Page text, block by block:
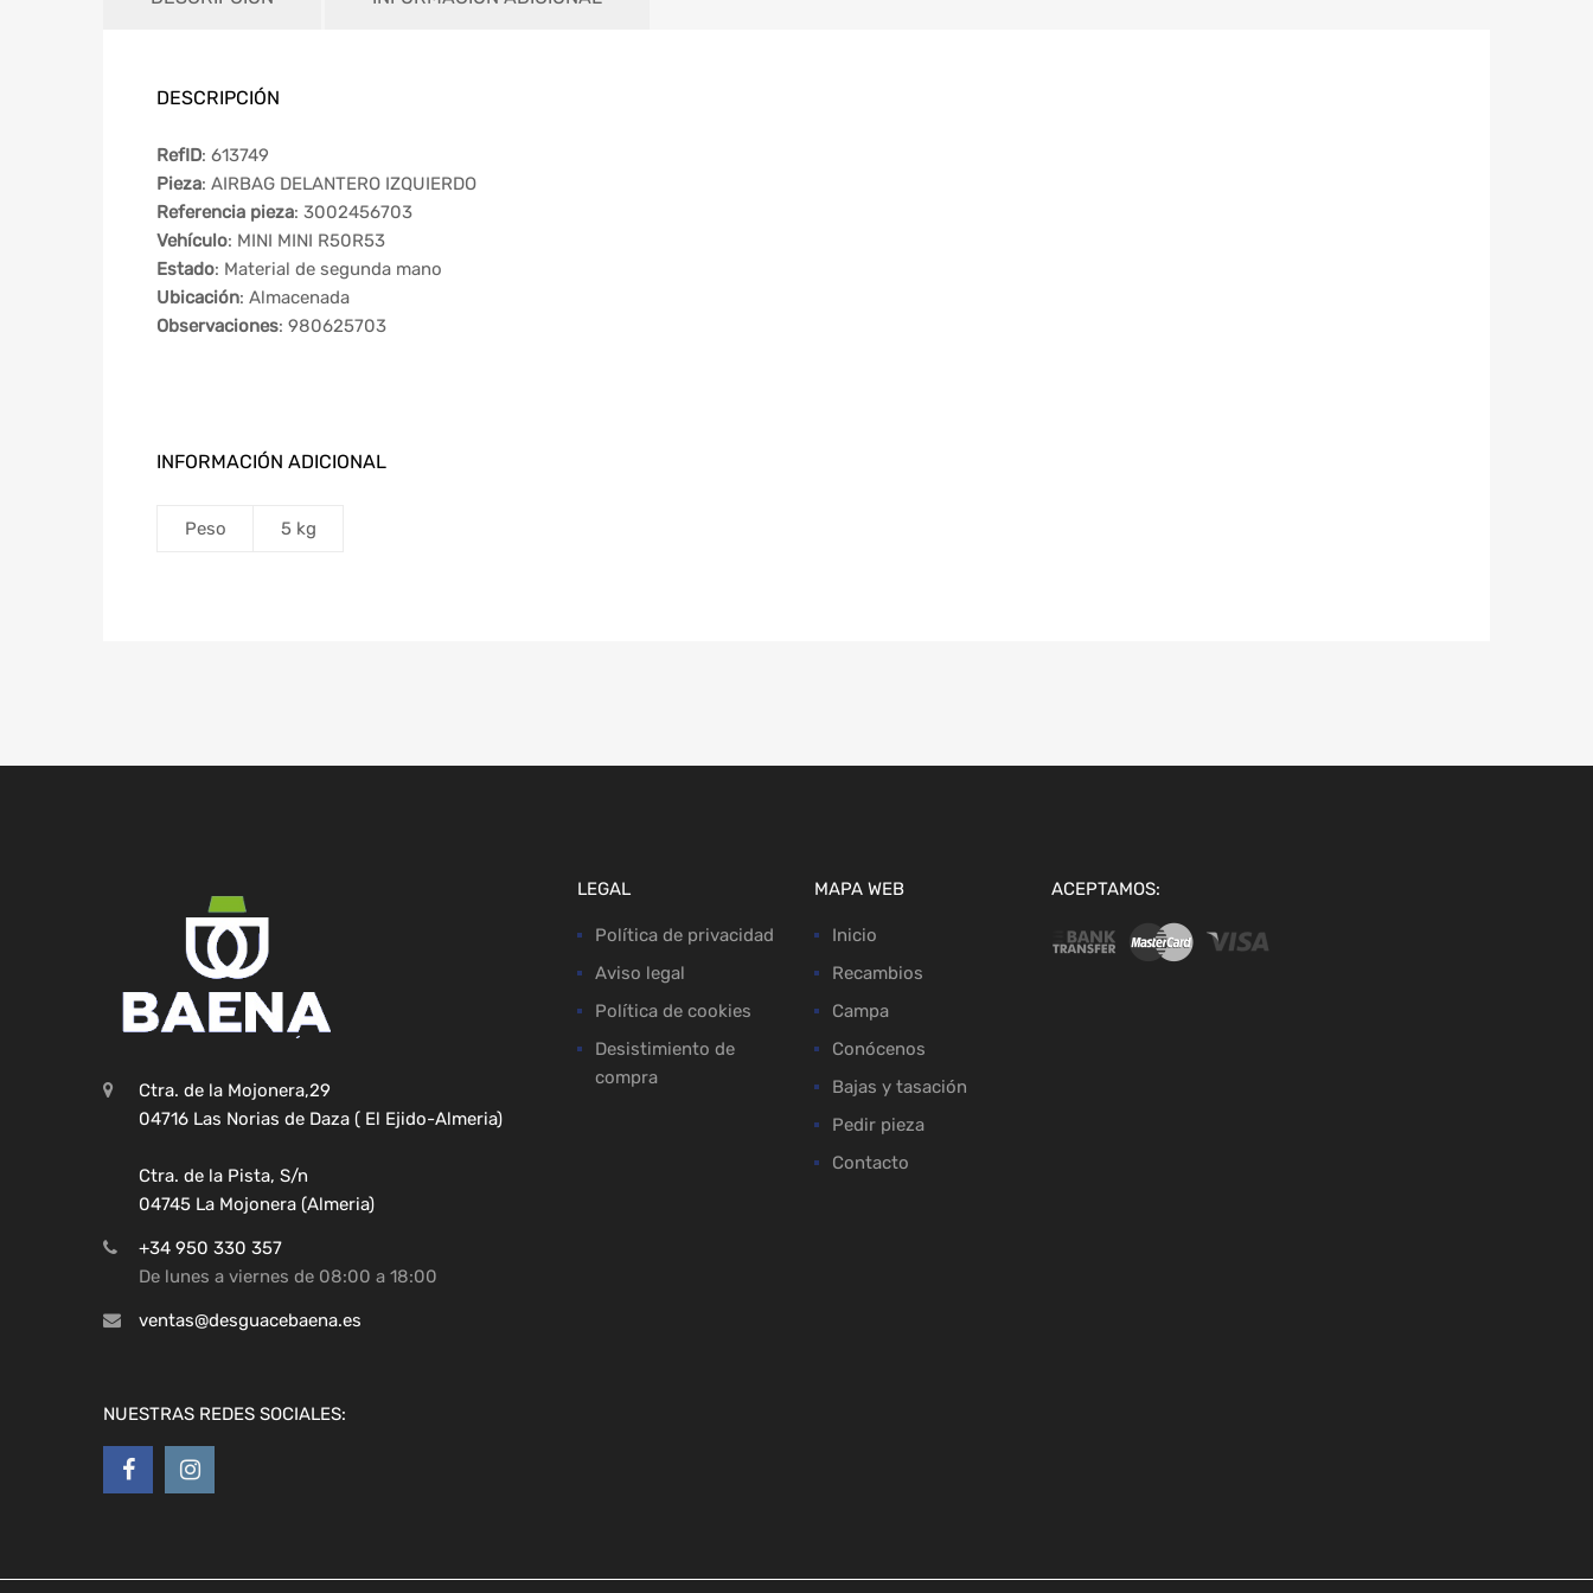
DESCRIPCIÓN
RefID: 613749
Pieza: AIRBAG DELANTERO IZQUIERDO
Referencia pieza: 3002456703
Vehículo: MINI MINI R50R53
Estado: Material de segunda mano
Ubicación: Almacenada
Observaciones: 980625703
INFORMACIÓN ADICIONAL
Peso 5 kg
Ctra. de la Mojonera,29
04716 Las Norias de Daza ( El Ejido-Almeria)
Ctra. de la Pista, S/n
04745 La Mojonera (Almeria)
+34 950 330 357
De lunes a viernes de 08:00 a 18:00
ventas@desguacebaena.es
NUESTRAS REDES SOCIALES:
LEGAL
Política de privacidad
Aviso legal
Política de cookies
Desistimiento de
compra
MAPA WEB
Inicio
Recambios
Campa
Conócenos
Bajas y tasación
Pedir pieza
Contacto
ACEPTAMOS: